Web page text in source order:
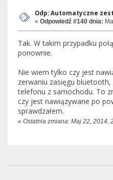
Odp: Automatyczne
« Odpowiedź #140 dnia:
Tak. W takim przypadku
ponownie.
Nie wiem tylko czy jest
zerwaniu zasięgu
telefonu z samochodu. To
czy jest nawiązywane po
sprawdzałem.
« Ostatnia zmiana: Maj 22, 2014,